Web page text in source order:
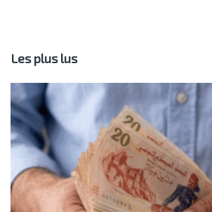
Les plus lus